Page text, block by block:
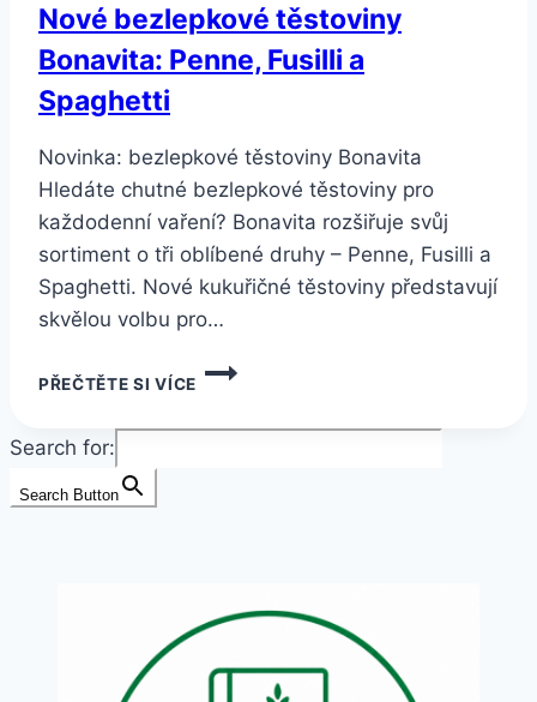
Nové bezlepkové těstoviny
Bonavita: Penne, Fusilli a
Spaghetti
Novinka: bezlepkové těstoviny Bonavita
Hledáte chutné bezlepkové těstoviny pro
každodenní vaření? Bonavita rozšiřuje svůj
sortiment o tři oblíbené druhy – Penne, Fusilli a
Spaghetti. Nové kukuřičné těstoviny představují
skvělou volbu pro…
PŘEČTĚTE SI VÍCE
NOVÉ
BEZLEPKOVÉ
Search for:
Search Button